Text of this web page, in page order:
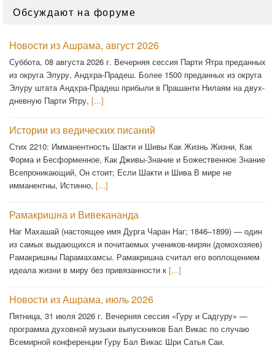
Обсуждают на форуме
Новости из Ашрама, август 2026
Суббота, 08 августа 2026 г. Вечерняя сессия Парти Ятра преданных
из округа Элуру, Андхра-Прадеш. Более 1500 преданных из округа
Элуру штата Андхра-Прадеш прибыли в Прашанти Нилаям на двух-
дневную Парти Ятру, [...]
Истории из ведических писаний
Стих 2210: Имманентность Шакти и Шивы Как Жизнь Жизни, Как
Форма и Бесформенное, Как Дживы-Знание и Божественное Знание
Всепроникающий, Он стоит; Если Шакти и Шива В мире не
имманентны, Истинно, [...]
Рамакришна и Вивекананда
Наг Махашай (настоящее имя Дурга Чаран Наг; 1846–1899) — один
из самых выдающихся и почитаемых учеников-мирян (домохозяев)
Рамакришны Парамахамсы. Рамакришна считал его воплощением
идеала жизни в миру без привязанности к [...]
Новости из Ашрама, июль 2026
Пятница, 31 июля 2026 г. Вечерняя сессия «Гуру и Садгуру» —
программа духовной музыки выпускников Бал Викас по случаю
Всемирной конференции Гуру Бал Викас Шри Сатья Саи.